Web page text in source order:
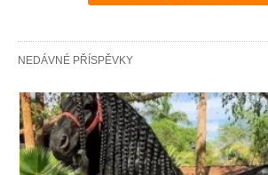
NEDÁVNÉ PŘÍSPĚVKY